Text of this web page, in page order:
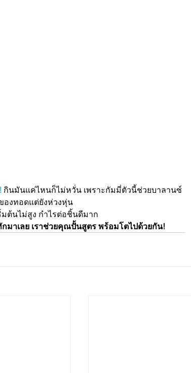
กินมันแค่ไหนก็ไม่หวั่น เพราะกัมมี่ตัวนี้ช่วยบาลานซ์
องทอดแต่ยังห่วงหุ่น
ต้นไม่สูง กำไรต่อชิ้นดีมาก
มาเลย เราช่วยคุณปั้นสูตร พร้อมโตไปด้วยกัน!